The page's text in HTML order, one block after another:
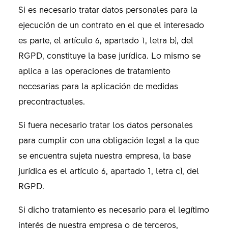
Si es necesario tratar datos personales para la
ejecución de un contrato en el que el interesado
es parte, el artículo 6, apartado 1, letra b), del
RGPD, constituye la base jurídica. Lo mismo se
aplica a las operaciones de tratamiento
necesarias para la aplicación de medidas
precontractuales.
Si fuera necesario tratar los datos personales
para cumplir con una obligación legal a la que
se encuentra sujeta nuestra empresa, la base
jurídica es el artículo 6, apartado 1, letra c), del
RGPD.
Si dicho tratamiento es necesario para el legítimo
interés de nuestra empresa o de terceros,